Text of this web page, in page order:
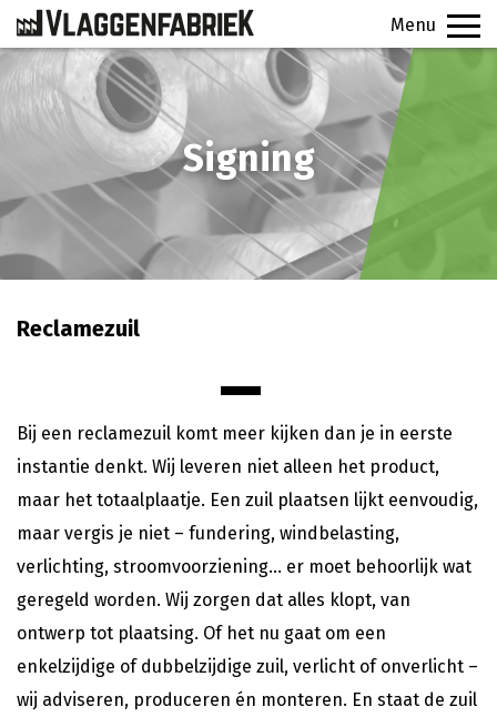
Menu
PRODUCTEN
VEELGESTELDE VRAGEN
SIGNINGFABRIEK
Signing
Reclamezuil
Bij een reclamezuil komt meer kijken dan je in eerste
instantie denkt. Wij leveren niet alleen het product,
maar het totaalplaatje. Een zuil plaatsen lijkt eenvoudig,
maar vergis je niet – fundering, windbelasting,
verlichting, stroomvoorziening… er moet behoorlijk wat
geregeld worden. Wij zorgen dat alles klopt, van
ontwerp tot plaatsing. Of het nu gaat om een
enkelzijdige of dubbelzijdige zuil, verlicht of onverlicht –
wij adviseren, produceren én monteren. En staat de zuil